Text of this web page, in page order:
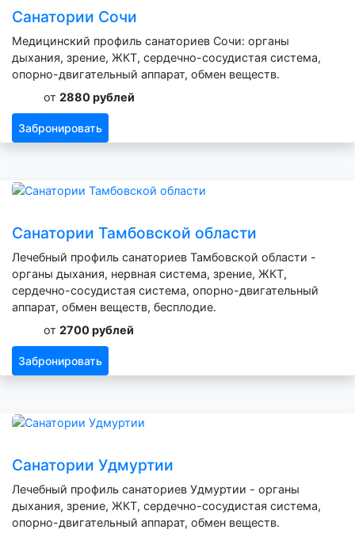
Санатории Сочи
Медицинский профиль санаториев Сочи: органы
дыхания, зрение, ЖКТ, сердечно-сосудистая система,
опорно-двигательный аппарат, обмен веществ.
от 2880 рублей
Забронировать
Санатории Тамбовской области
Лечебный профиль санаториев Тамбовской области -
органы дыхания, нервная система, зрение, ЖКТ,
сердечно-сосудистая система, опорно-двигательный
аппарат, обмен веществ, бесплодие.
от 2700 рублей
Забронировать
Санатории Удмуртии
Лечебный профиль санаториев Удмуртии - органы
дыхания, зрение, ЖКТ, сердечно-сосудистая система,
опорно-двигательный аппарат, обмен веществ.